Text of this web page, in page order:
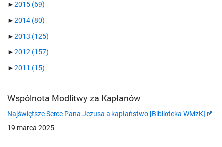
►2015 (69)
►2014 (80)
►2013 (125)
►2012 (157)
►2011 (15)
Wspólnota Modlitwy za Kapłanów
Najświętsze Serce Pana Jezusa a kapłaństwo [Biblioteka WMzK]
19 marca 2025